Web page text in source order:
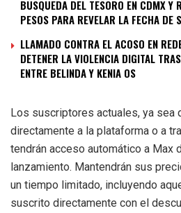
BÚSQUEDA DEL TESORO EN CDMX Y
PESOS PARA REVELAR LA FECHA DE
LLAMADO CONTRA EL ACOSO EN
DETENER LA VIOLENCIA DIGITAL
ENTRE BELINDA Y KENIA OS
Los suscriptores actuales, ya sea
directamente a la plataforma o a
tendrán acceso automático a Max
lanzamiento. Mantendrán sus
un tiempo limitado, incluyendo
suscrito directamente con el